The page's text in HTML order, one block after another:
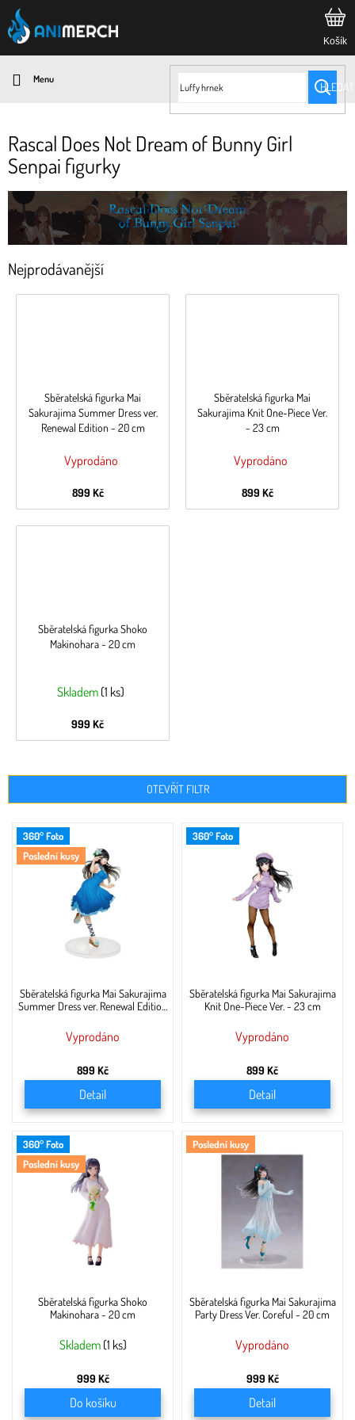
Přejít
na
obsah
HLEDAT
Rascal Does Not Dream of Bunny Girl
Senpai figurky
Nejprodávanější
Sběratelská figurka Mai
Sakurajima Summer Dress ver.
Renewal Edition - 20 cm
Vyprodáno
899 Kč
Sběratelská figurka Mai
Sakurajima Knit One-Piece Ver.
- 23 cm
Vyprodáno
899 Kč
Sběratelská figurka Shoko
Makinohara - 20 cm
Skladem (1 ks)
999 Kč
OTEVŘÍT FILTR
360° Foto
Poslední kusy
Sběratelská figurka Mai Sakurajima
Summer Dress ver. Renewal Edition
Vyprodáno
899 Kč
Detail
360° Foto
Sběratelská figurka Mai Sakurajima
Knit One-Piece Ver. - 23 cm
Vyprodáno
899 Kč
Detail
360° Foto
Poslední kusy
Sběratelská figurka Shoko
Makinohara - 20 cm
Skladem (1 ks)
999 Kč
Do košíku
Poslední kusy
Sběratelská figurka Mai Sakurajima
Party Dress Ver. Coreful - 20 cm
Vyprodáno
999 Kč
Detail